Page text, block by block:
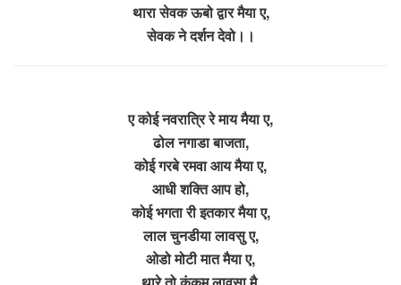
थारा सेवक ऊबो द्वार मैया ए,
सेवक ने दर्शन देवो।।
ए कोई नवरात्रि रे माय मैया ए,
ढोल नगाडा बाजता,
कोई गरबे रमवा आय मैया ए,
आधी शक्ति आप हो,
कोई भगता री इतकार मैया ए,
लाल चुनडीया लावसु ए,
ओडो मोटी मात मैया ए,